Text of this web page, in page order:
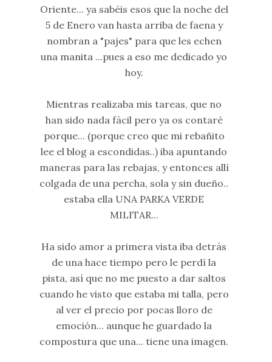
Oriente... ya sabéis esos que la noche del
5 de Enero van hasta arriba de faena y
nombran a "pajes" para que les echen
una manita ...pues a eso me dedicado yo
hoy.
Mientras realizaba mis tareas, que no
han sido nada fácil pero ya os contaré
porque... (porque creo que mi rebañito
lee el blog a escondidas..) iba apuntando
maneras para las rebajas, y entonces allí
colgada de una percha, sola y sin dueño..
estaba ella UNA PARKA VERDE
MILITAR...
Ha sido amor a primera vista iba detrás
de una hace tiempo pero le perdí la
pista, así que no me puesto a dar saltos
cuando he visto que estaba mi talla, pero
al ver el precio por pocas lloro de
emoción... aunque he guardado la
compostura que una... tiene una imagen.